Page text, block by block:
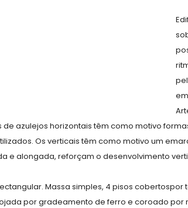
de azulejos horizontais têm como motivo
Os verticais têm como motivo um
e alongada, reforçam o desenvolvimento
Massa simples, 4 pisos
por gradeamento de ferro e coroado